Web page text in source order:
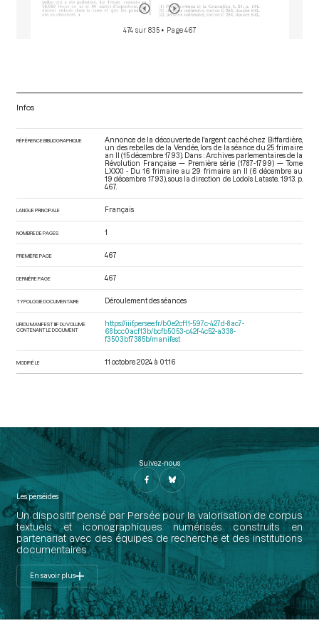
474 sur 835 • Page 467
Infos
RÉFÉRENCE BIBLIOGRAPHIQUE
Annonce de la découverte de l'argent caché chez Biffardière,
un des rebelles de la Vendée, lors de la séance du 25 frimaire
an II (15 décembre 1793). Dans : Archives parlementaires de la
Révolution Française — Première série (1787-1799) — Tome
LXXXI - Du 16 frimaire au 29 frimaire an II (6 décembre au
19 décembre 1793), sous la direction de Lodoïs Lataste. 1913. p.
467.
LANGUE PRINCIPALE Français
NOMBRE DE PAGES 1
PREMIÈRE PAGE 467
DERNIÈRE PAGE 467
TYPOLOGIE DOCUMENTAIRE Déroulement des séances
URI DU MANIFEST IIIF DU VOLUME
CONTENANT LE DOCUMENT
https://iiif.persee.fr/b0e2cf11-597c-427d-8ac7-
68bcc0acf13b/bcfb5053-c42f-4c52-a338-
f3503bf7385b/manifest
MODIFIÉ LE 11 octobre 2024 à 01:16
Suivez-nous
Les perséides
Un dispositif pensé par Persée pour la valorisation de corpus
textuels et iconographiques numérisés construits en
partenariat avec des équipes de recherche et des institutions
documentaires.
En savoir plus